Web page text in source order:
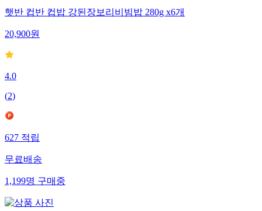
햇반 컵반 컵밥 강된장보리비빔밥 280g x6개
20,900원
4.0
(2)
627 적립
무료배송
1,199명 구매중